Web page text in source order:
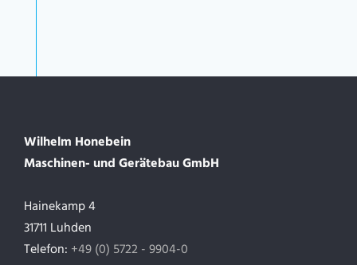
Wilhelm Honebein
Maschinen- und Gerätebau GmbH
Hainekamp 4
31711 Luhden
Telefon: +49 (0) 5722 - 9904-0